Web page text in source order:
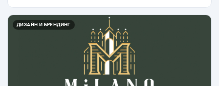
ДИЗАЙН И БРЕНДИНГ